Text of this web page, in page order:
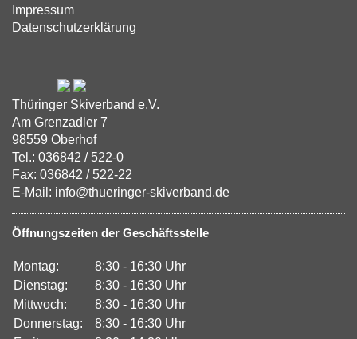
Impressum
Datenschutzerklärung
Thüringer Skiverband e.V.
Am Grenzadler 7
98559 Oberhof
Tel.: 036842 / 522-0
Fax: 036842 / 522-22
E-Mail: info@thueringer-skiverband.de
Öffnungszeiten der Geschäftsstelle
Montag:
8:30 - 16:30 Uhr
Dienstag:
8:30 - 16:30 Uhr
Mittwoch:
8:30 - 16:30 Uhr
Donnerstag:
8:30 - 16:30 Uhr